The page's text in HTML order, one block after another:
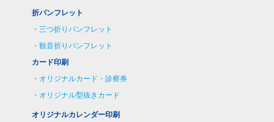
折パンフレット
三つ折りパンフレット
観音折りパンフレット
カード印刷
オリジナルカード・診察券
オリジナル型抜きカード
オリジナルカレンダー印刷